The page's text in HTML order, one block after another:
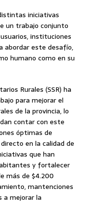
iniciativas
un trabajo conjunto
instituciones
abordar este desafío,
humano como en su
Rurales (SSR) ha
para mejorar el
de la provincia, lo
contar con este
óptimas de
en la calidad de
que han
y fortalecer
más de $4.200
mantenciones
a mejorar la